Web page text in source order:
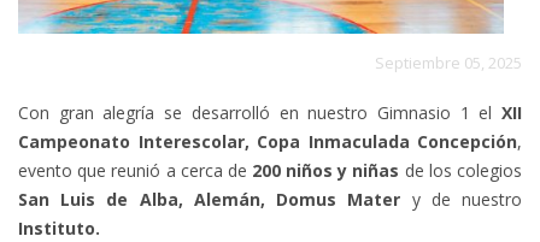
Septiembre 05, 2025
Con gran alegría se desarrolló en nuestro Gimnasio 1 el XII
Campeonato Interescolar, Copa Inmaculada Concepción,
evento que reunió a cerca de 200 niños y niñas de los colegios
San Luis de Alba, Alemán, Domus Mater y de nuestro
Instituto.